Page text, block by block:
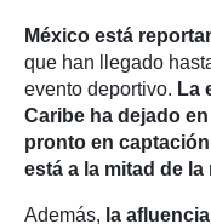
México está
que han llegado
evento deportivo. La
Caribe ha dejado
pronto en
está a la mitad de
Además, la